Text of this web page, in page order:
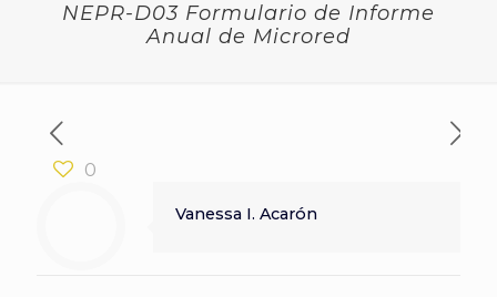
NEPR-D03 Formulario de Informe
Anual de Microred
0
Vanessa I. Acarón